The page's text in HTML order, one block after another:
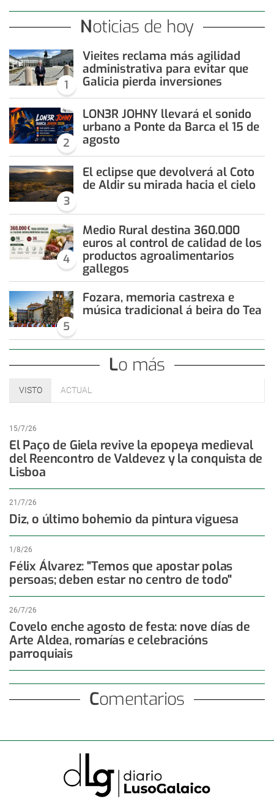
Noticias de hoy
1
Vieites reclama más agilidad
administrativa para evitar que
Galicia pierda inversiones
2
LON3R JOHNY llevará el sonido
urbano a Ponte da Barca el 15 de
agosto
3
El eclipse que devolverá al Coto
de Aldir su mirada hacia el cielo
4
Medio Rural destina 360.000
euros al control de calidad de los
productos agroalimentarios
gallegos
5
Fozara, memoria castrexa e
música tradicional á beira do Tea
Lo más
VISTO ACTUAL
15/7/26
El Paço de Giela revive la epopeya medieval
del Reencontro de Valdevez y la conquista de
Lisboa
21/7/26
Diz, o último bohemio da pintura viguesa
1/8/26
Félix Álvarez: "Temos que apostar polas
persoas; deben estar no centro de todo"
26/7/26
Covelo enche agosto de festa: nove días de
Arte Aldea, romarías e celebracións
parroquiais
Comentarios